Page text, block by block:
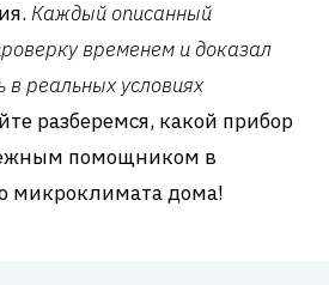
Каждый описанный
временем и доказал
реальных условиях
разберемся, какой прибор
помощником в
микроклимата дома!